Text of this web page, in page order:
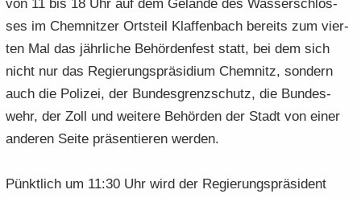
n
­
d
e
­
i
o
n
i
­
o
n
n
­
d
a
­
i
t
i
­
o
von 11 bis 18 Uhr auf dem Ge­län­de des Was­ser­schlos­
ses im Chem­nit­zer Orts­teil Klaf­fen­bach be­reits zum vier­
ten Mal das jähr­li­che Be­hör­den­fest statt, bei dem sich
nicht nur das Re­gie­rungs­prä­si­di­um Chem­nitz, son­dern
auch die Po­li­zei, der Bun­des­grenz­schutz, die Bun­des­
wehr, der Zoll und wei­te­re Be­hör­den der Stadt von einer
an­de­ren Seite prä­sen­tie­ren wer­den.
Pünkt­lich um 11:30 Uhr wird der Re­gie­rungs­prä­si­dent
a
­
t
i